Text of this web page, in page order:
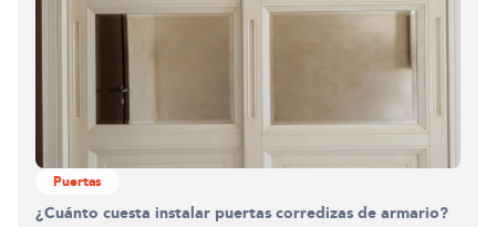
Puertas
¿Cuánto cuesta instalar puertas corredizas de armario?